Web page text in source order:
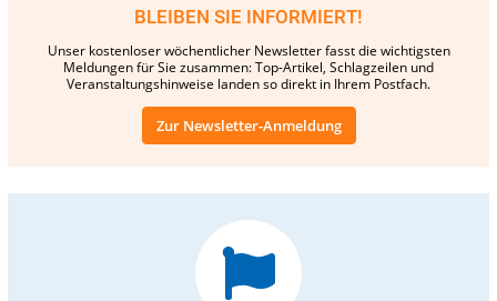
BLEIBEN SIE INFORMIERT!
Unser kostenloser wöchentlicher Newsletter fasst die wichtigsten
Meldungen für Sie zusammen: Top-Artikel, Schlagzeilen und
Veranstaltungshinweise landen so direkt in Ihrem Postfach.
Zur Newsletter-Anmeldung